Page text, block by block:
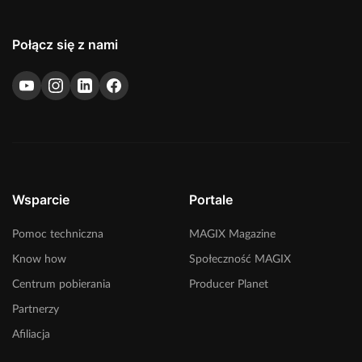
Połącz się z nami
Wsparcie
Pomoc techniczna
Know how
Centrum pobierania
Partnerzy
Afiliacja
Portale
MAGIX Magazine
Społeczność MAGIX
Producer Planet